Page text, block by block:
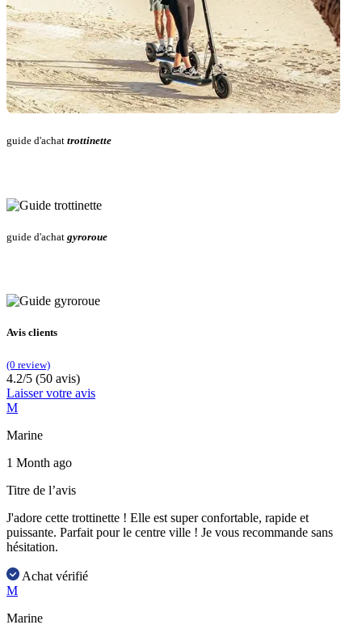
guide d'achat trottinette
guide d'achat gyroroue
Avis clients
(0 review)
4.2/5 (50 avis)
Laisser votre avis
M
Marine
1 Month ago
Titre de l’avis
J'adore cette trottinette ! Elle est super confortable, rapide et
puissante. Parfait pour le centre ville ! Je vous recommande sans
hésitation.
Achat vérifié
M
Marine